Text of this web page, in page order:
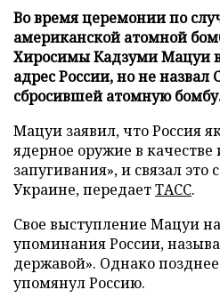
Во время церемонии по
американской атомной
Хиросимы Кадзуми Мацуи
адрес России, но не
сбросившей атомную
Мацуи заявил, что Россия
ядерное оружие в
запугивания», и связал это
Украине, передаетТАСС.
Свое выступление Мацуи
упоминания России,
державой». Однако
упомянул Россию.